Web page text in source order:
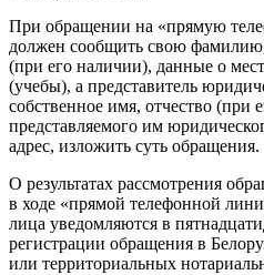
При обращении на «прямую
должен сообщить свою фамилию,
(при его наличии), данные о
(учебы), а представитель
собственное имя, отчество (при
представляемого им
адрес, изложить суть обращения.
О результатах рассмотрения
в ходе «прямой телефонной
лица уведомляются в
регистрации обращения в
или территориальных